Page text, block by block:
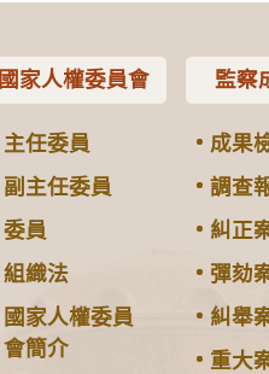
國家人權委員會
主任委員
副主任委員
委員
組織法
國家人權委員
會簡介
監察
成果
調查
糾正
彈劾
糾舉
重大